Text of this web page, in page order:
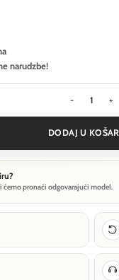
narudzbe!
Zidna
DODAJ U
pronaći odgovarajući model.